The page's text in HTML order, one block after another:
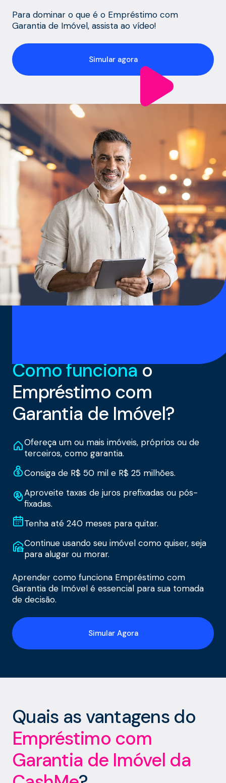
Para dominar o que é o Empréstimo com
Garantia de Imóvel, assista ao vídeo!
Simular agora
Como funcionao
Empréstimo com
Garantia de Imóvel?
Ofereça um ou mais imóveis, próprios ou de
terceiros, como garantia.
Consiga de R$ 50 mil e R$ 25 milhões.
Aproveite taxas de juros prefixadas ou pós-
fixadas.
Tenha até 240 meses para quitar.
Continue usando seu imóvel como quiser, seja
para alugar ou morar.
Aprender como funciona Empréstimo com
Garantia de Imóvel é essencial para sua tomada
de decisão.
Simular Agora
Quais as vantagens do
Empréstimo com
Garantia de Imóvel da